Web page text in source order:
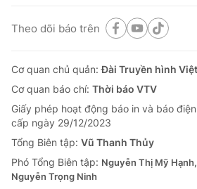
Giải sao mai
Âm nhạc
Du lịch
Làm đẹp
Chất lượng cuộc sống
Tuyển sinh
Học trực tuyến
Công nghệ
Hitech Công nghệ tương lai
Sản phẩm
Thị trường
Giao lưu trực tuyến
Lịch phát sóng
Theo dõi báo trên
Cơ quan chủ quản:Đài Truyền hình
Cơ quan báo chí: Thời báo VTV
Giấy phép hoạt động báo in và báo
cấp ngày 29/12/2023
Tổng Biên tập: Vũ Thanh Thủy
Phó Tổng Biên tập: Nguyễn Thị Mỹ
Nguyễn Trọng Ninh